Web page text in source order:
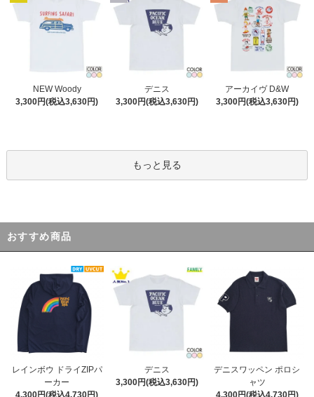
NEW Woody
3,300円(税込3,630円)
デニス
3,300円(税込3,630円)
アーカイヴ D&W
3,300円(税込3,630円)
もっと見る
おすすめ商品
レインボウ ドライZIPパ
ーカー
デニス
3,300円(税込3,630円)
デニスワッペン ポロシ
ャツ